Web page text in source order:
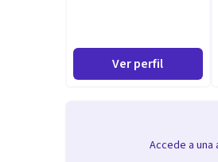
Ver perfil
Accede a